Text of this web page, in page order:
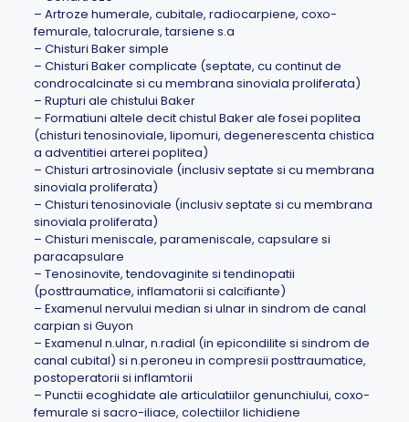
– Artroze humerale, cubitale, radiocarpiene, coxo-
femurale, talocrurale, tarsiene s.a
– Chisturi Baker simple
– Chisturi Baker complicate (septate, cu continut de
condrocalcinate si cu membrana sinoviala proliferata)
– Rupturi ale chistului Baker
– Formatiuni altele decit chistul Baker ale fosei poplitea
(chisturi tenosinoviale, lipomuri, degenerescenta chistica
a adventitiei arterei poplitea)
– Chisturi artrosinoviale (inclusiv septate si cu membrana
sinoviala proliferata)
– Chisturi tenosinoviale (inclusiv septate si cu membrana
sinoviala proliferata)
– Chisturi meniscale, parameniscale, capsulare si
paracapsulare
– Tenosinovite, tendovaginite si tendinopatii
(posttraumatice, inflamatorii si calcifiante)
– Examenul nervului median si ulnar in sindrom de canal
carpian si Guyon
– Examenul n.ulnar, n.radial (in epicondilite si sindrom de
canal cubital) si n.peroneu in compresii posttraumatice,
postoperatorii si inflamtorii
– Punctii ecoghidate ale articulatiilor genunchiului, coxo-
femurale si sacro-iliace, colectiilor lichidiene